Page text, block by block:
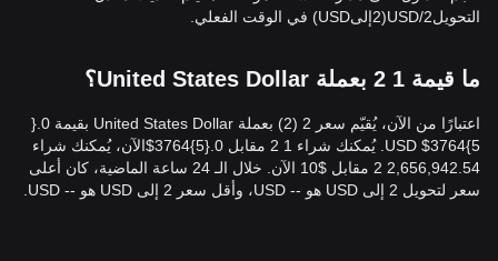
التحويل2/USD(2إلىUSD) في الوقت الفعلي.
ما قيمة 1 2 بعملة United States Dollar؟
5}3764$ USD. يُمكنك شراء 1 2 مقابل 0.{​5}3764$الآن، يُمكنك شراء
2,656,942.54 2 مقابل $10 الآن. خلال الـ 24 ساعة الماضية، كان أعلى
سعر لتحويل 2 إلى USD هو -- USD، وأقل سعر 2 إلى USD هو -- USD.